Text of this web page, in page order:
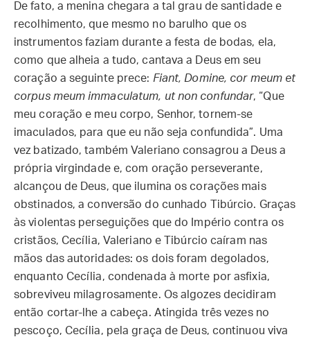
De fato, a menina chegara a tal grau de santidade e
recolhimento, que mesmo no barulho que os
instrumentos faziam durante a festa de bodas, ela,
como que alheia a tudo, cantava a Deus em seu
coração a seguinte prece: Fiant, Domine, cor meum et
corpus meum immaculatum, ut non confundar, “Que
meu coração e meu corpo, Senhor, tornem-se
imaculados, para que eu não seja confundida”. Uma
vez batizado, também Valeriano consagrou a Deus a
própria virgindade e, com oração perseverante,
alcançou de Deus, que ilumina os corações mais
obstinados, a conversão do cunhado Tibúrcio. Graças
às violentas perseguições que do Império contra os
cristãos, Cecília, Valeriano e Tibúrcio caíram nas
mãos das autoridades: os dois foram degolados,
enquanto Cecília, condenada à morte por asfixia,
sobreviveu milagrosamente. Os algozes decidiram
então cortar-lhe a cabeça. Atingida três vezes no
pescoço, Cecília, pela graça de Deus, continuou viva